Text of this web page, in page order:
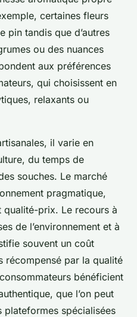
certaines fleurs
pin tandis que d’autres
ou des nuances
aux préférences
qui choisissent en
relaxants ou
il varie en
du temps de
souches. Le marché
pragmatique,
prix. Le recours à
de l’environnement et à
souvent un coût
récompensé par la qualité
bénéficient
que l’on peut
spécialisées